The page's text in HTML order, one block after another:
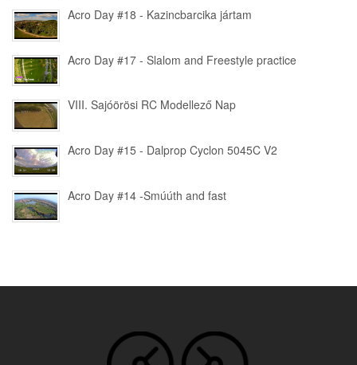
Acro Day #18 - Kazincbarcika jártam
Acro Day #17 - Slalom and Freestyle practice
VIII. Sajóörösi RC Modellező Nap
Acro Day #15 - Dalprop Cyclon 5045C V2
Acro Day #14 -Smúúth and fast